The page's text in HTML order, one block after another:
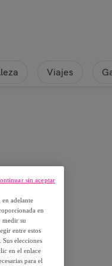
Viajes
adelante
en
medir su
entre estos
elecciones
en el enlace
para el
sin aceptar